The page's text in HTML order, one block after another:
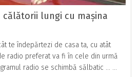
lungi cu mașina
te îndepărtezi de casa ta, cu atât
radio preferat va fi în cele din urmă
radio se schimbă sălbatic … ...